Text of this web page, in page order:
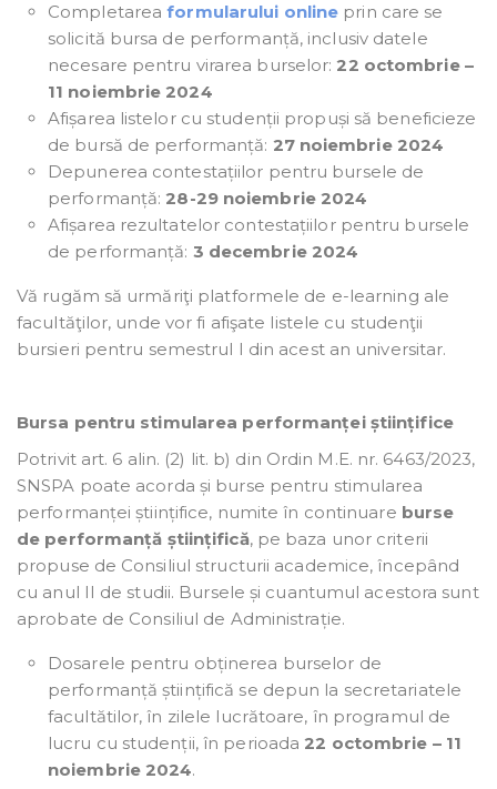
Completareaformularului online prin care se
solicită bursa de performanță, inclusiv datele
necesare pentru virarea burselor: 22 octombrie –
11 noiembrie 2024
Afișarea listelor cu studenții propuși să beneficieze
de bursă de performanță: 27 noiembrie 2024
Depunerea contestațiilor pentru bursele de
performanță:28-29 noiembrie 2024
Afișarea rezultatelor contestațiilor pentru bursele
de performanță: 3 decembrie2024
Vă rugăm să urmăriţi platformele de e-learning ale
facultăţilor, unde vor fi afişate listele cu studenţii
bursieri pentru semestrul I din acest an universitar.
Bursa pentru stimularea performanței științifice
Potrivit art. 6 alin. (2) lit. b) din Ordin M.E. nr. 6463/2023,
SNSPA poate acorda și burse pentru stimularea
performanței științifice, numite în continuare burse
de performanță științifică, pe baza unor criterii
propuse de Consiliul structurii academice, începând
cu anul II de studii. Bursele și cuantumul acestora sunt
aprobate de Consiliul de Administrație.
Dosarele pentru obținerea burselor de
performanță științifică se depun la secretariatele
facultătilor, în zilele lucrătoare, în programul de
lucru cu studenții, în perioada22 octombrie – 11
noiembrie 2024.